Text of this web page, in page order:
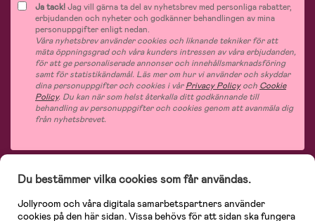
Ja tack!Jag vill gärna ta del av nyhetsbrev med personliga rabatter,
erbjudanden och nyheter och godkänner behandlingen av mina
personuppgifter enligt nedan.
Våra nyhetsbrev använder cookies och liknande tekniker för att
mäta öppningsgrad och våra kunders intressen av våra erbjudanden,
för att ge personaliserade annonser och innehållsmarknadsföring
samt för statistikändamål. Läs mer om hur vi använder och skyddar
dina personuppgifter och cookies i vårPrivacy Policyoch Cookie
Policy. Du kan när som helst återkalla ditt godkännande till
behandling av personuppgifter och cookies genom att avanmäla dig
från nyhetsbrevet.
På Jollyroom.se hittar du ett stort utbud av produkter för barnfamiljen.
köp och en mycket kompetent kundtjänst kan du känna dig trygg att handla
hos oss. I vårt sortiment hittar du barnvagnar, bilstolar, kläder för barn och
Du bestämmer vilka cookies som får användas.
Jollyroom och våra digitala samarbetspartners använder
cookies på den här sidan. Vissa behövs för att sidan ska fungera